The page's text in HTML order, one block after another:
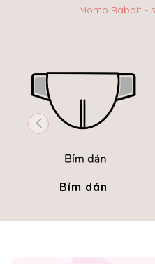
Momo Rabbit -
Bỉm dán